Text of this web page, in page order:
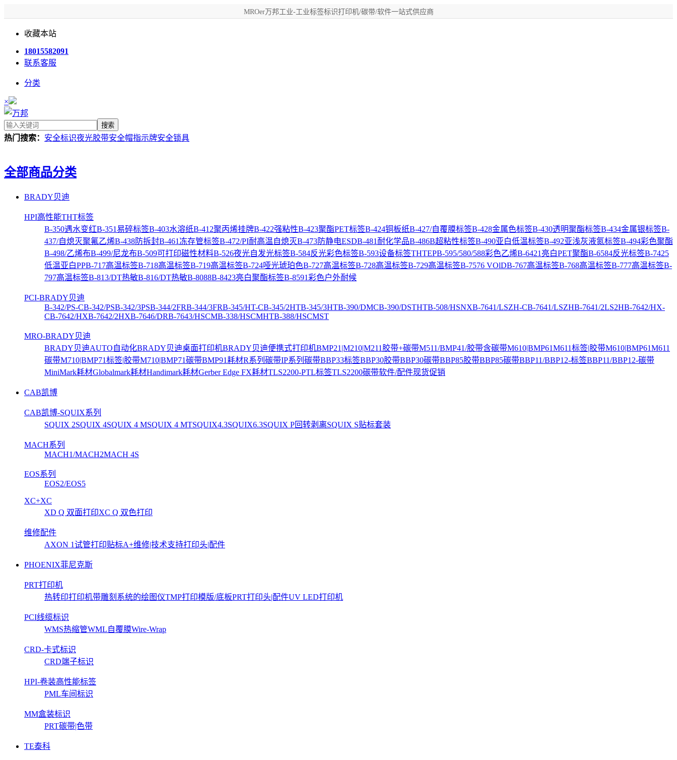
MROer万邦工业-工业标签标识打印机/碳带/软件一站式供应商
收藏本站
18015582091
联系客服
分类
×
搜索
热门搜索： 安全标识夜光胶带安全帽指示牌安全锁具
全部商品分类
BRADY贝迪
HPI高性能THT标签
B-350遇水变红B-351易碎标签B-403水溶纸B-412聚丙烯挂牌B-422强粘性B-423聚酯PET标签B-424铜板纸B-427/自覆膜标签B-428金属色标签B-430透明聚酯标签B-434金属银标签B-
437/自熄灭聚氟乙烯B-438防拆封B-461冻存管标签B-472/PI耐高温自熄灭B-473防静电ESDB-481耐化学品B-486B超粘性标签B-490亚白低温标签B-492亚浅灰液氮标签B-494彩色聚酯
B-498/乙烯布B-499/尼龙布B-509可打印磁性材料B-526夜光自发光标签B-584反光彩色标签B-593设备标签THTEPB-595/580/588彩色乙烯B-6421亮白PET聚酯B-6584反光标签B-7425
低温亚白PPB-717高温标签B-718高温标签B-719高温标签B-724哑光琥珀色B-727高温标签B-728高温标签B-729高温标签B-7576 VOlDB-767高温标签B-768高温标签B-777高温标签B-
797高温标签B-813/DT热敏B-816/DT热敏B-8088B-8423亮白聚酯标签B-8591彩色户外耐候
PCI-BRADY贝迪
B-342/PS-CB-342/PSB-342/3PSB-344/2FRB-344/3FRB-345/HT-CB-345/2HTB-345/3HTB-390/DMCB-390/DSTHTB-508/HSNXB-7641/LSZH-CB-7641/LSZHB-7641/2LS2HB-7642/HX-
CB-7642/HXB-7642/2HXB-7646/DRB-7643/HSCMB-338/HSCMHTB-388/HSCMST
MRO-BRADY贝迪
BRADY贝迪AUTO自动化BRADY贝迪桌面打印机BRADY贝迪便携式打印机BMP21|M210|M211胶带+碳带M511/BMP41/胶带含碳带M610|BMP61M611标签|胶带M610|BMP61M611
碳带M710|BMP71标签|胶带M710|BMP71碳带BMP91耗材R系列碳带IP系列碳带BBP33标签BBP30胶带BBP30碳带BBP85胶带BBP85碳带BBP11/BBP12-标签BBP11/BBP12-碳带
MiniMark耗材Globalmark耗材Handimark耗材Gerber Edge FX耗材TLS2200-PTL标签TLS2200碳带软件/配件现货促销
CAB凯博
CAB凯博-SQUIX系列
SQUIX 2SQUIX 4SQUIX 4 MSQUIX 4 MTSQUIX4.3SQUIX6.3SQUIX P回转剥离SQUIX S贴标套装
MACH系列
MACH1/MACH2MACH 4S
EOS系列
EOS2/EOS5
XC+XC
XD Q 双面打印XC Q 双色打印
维修配件
AXON 1试管打印贴标A+维修|技术支持打印头|配件
PHOENIX菲尼克斯
PRT打印机
热转印打印机带雕刻系统的绘图仪TMP打印模版/底板PRT打印头|配件UV LED打印机
PCI线缆标识
WMS热缩管WML自覆膜Wire-Wrap
CRD-卡式标识
CRD端子标识
HPI-卷装高性能标签
PML车间标识
MM盒装标识
PRT碳带|色带
TE泰科